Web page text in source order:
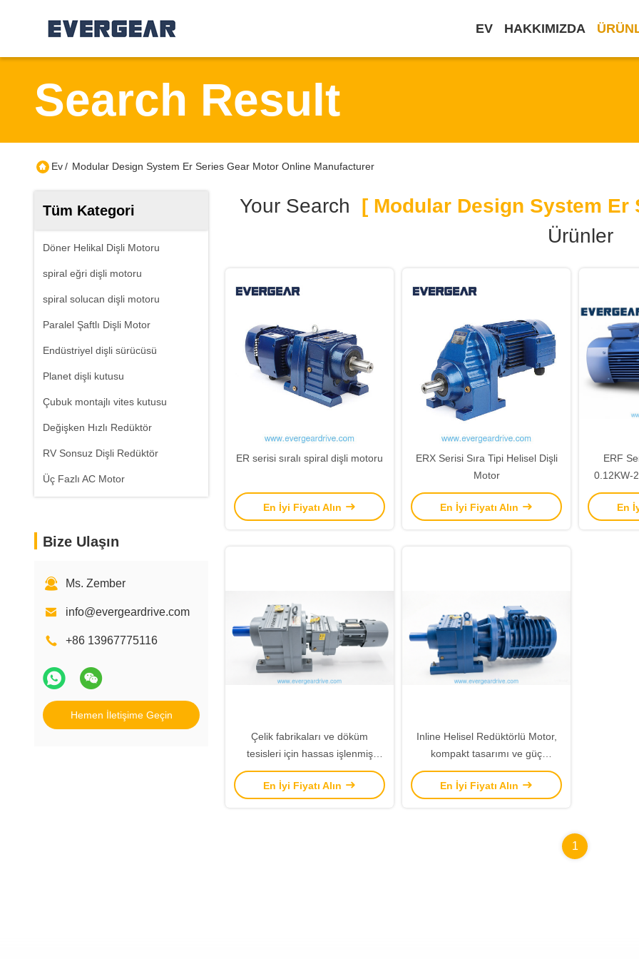
EV HAKKIMIZDA
Search Result
Ev/ Modular Design System Er Series Gear Motor Online Manufacturer
Tüm Kategori
Döner Helikal Dişli Motoru
spiral eğri dişli motoru
spiral solucan dişli motoru
Paralel Şaftlı Dişli Motor
Endüstriyel dişli sürücüsü
Planet dişli kutusu
Çubuk montajlı vites kutusu
Değişken Hızlı Redüktör
RV Sonsuz Dişli Redüktör
Üç Fazlı AC Motor
Bize Ulaşın
Ms. Zember
info@evergeardrive.com
+86 13967775116
Hemen İletişime Geçin
Your Search [ Modular Design System Er
Ürünler
ER serisi sıralı spiral dişli motoru
En İyi Fiyatı Alın
ERX Serisi Sıra Tipi Helisel Dişli
Motor
En İyi Fiyatı Alın
ERF
0.12KW-
3.4 ′′
En
Çelik fabrikaları ve döküm
tesisleri için hassas işlenmiş
dişliler ve yüksek yük kapasitesi
ile ağır görevli sıralı spiral dişli
En İyi Fiyatı Alın
Inline Helisel Redüktörlü Motor,
kompakt tasarımı ve güç
aktarımıyla endüstriyel
otomasyon uygulamaları için
En İyi Fiyatı Alın
1